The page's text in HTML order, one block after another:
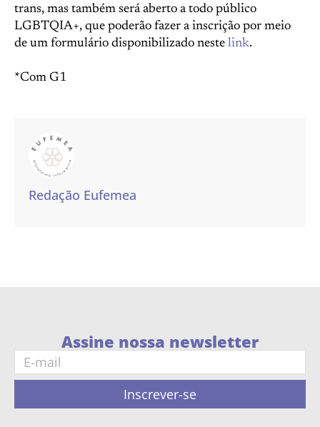
trans, mas também será aberto a todo público
LGBTQIA+, que poderão fazer a inscrição por meio
de um formulário disponibilizado neste link.
*Com G1
Redação Eufemea
Assine nossa newsletter
Inscrever-se